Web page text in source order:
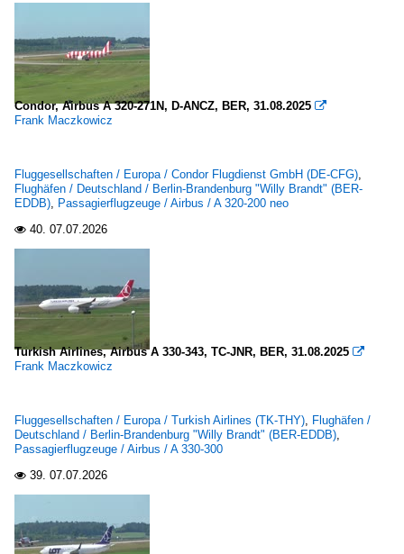
Condor, Airbus A 320-271N, D-ANCZ, BER, 31.08.2025 
Frank Maczkowicz
Fluggesellschaften / Europa / Condor Flugdienst GmbH (DE-CFG),
Flughäfen / Deutschland / Berlin-Brandenburg "Willy Brandt" (BER-
EDDB), Passagierflugzeuge / Airbus / A 320-200 neo
 40. 07.07.2026
Turkish Airlines, Airbus A 330-343, TC-JNR, BER, 31.08.2025 
Frank Maczkowicz
Fluggesellschaften / Europa / Turkish Airlines (TK-THY), Flughäfen /
Deutschland / Berlin-Brandenburg "Willy Brandt" (BER-EDDB),
Passagierflugzeuge / Airbus / A 330-300
 39. 07.07.2026